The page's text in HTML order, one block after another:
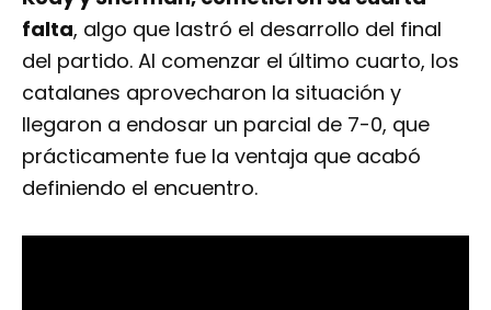
falta, algo que lastró el desarrollo del final
del partido. Al comenzar el último cuarto, los
catalanes aprovecharon la situación y
llegaron a endosar un parcial de 7-0, que
prácticamente fue la ventaja que acabó
definiendo el encuentro.